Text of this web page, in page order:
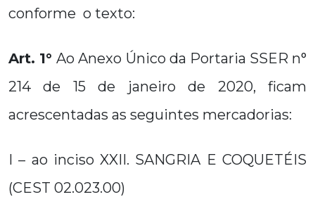
conforme o texto:
Art. 1°Ao Anexo Único da Portaria SSER n°
214 de 15 de janeiro de 2020, ficam
acrescentadas as seguintes mercadorias:
I – ao inciso XXII. SANGRIA E COQUETÉIS
(CEST 02.023.00)